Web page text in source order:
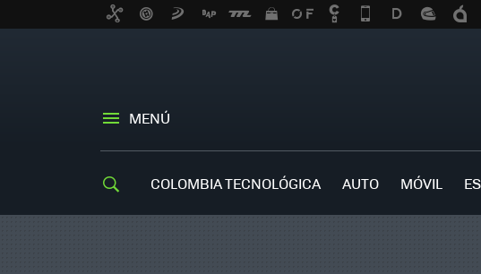
MENÚ
COLOMBIA TECNOLÓGICA AUTO MÓVIL